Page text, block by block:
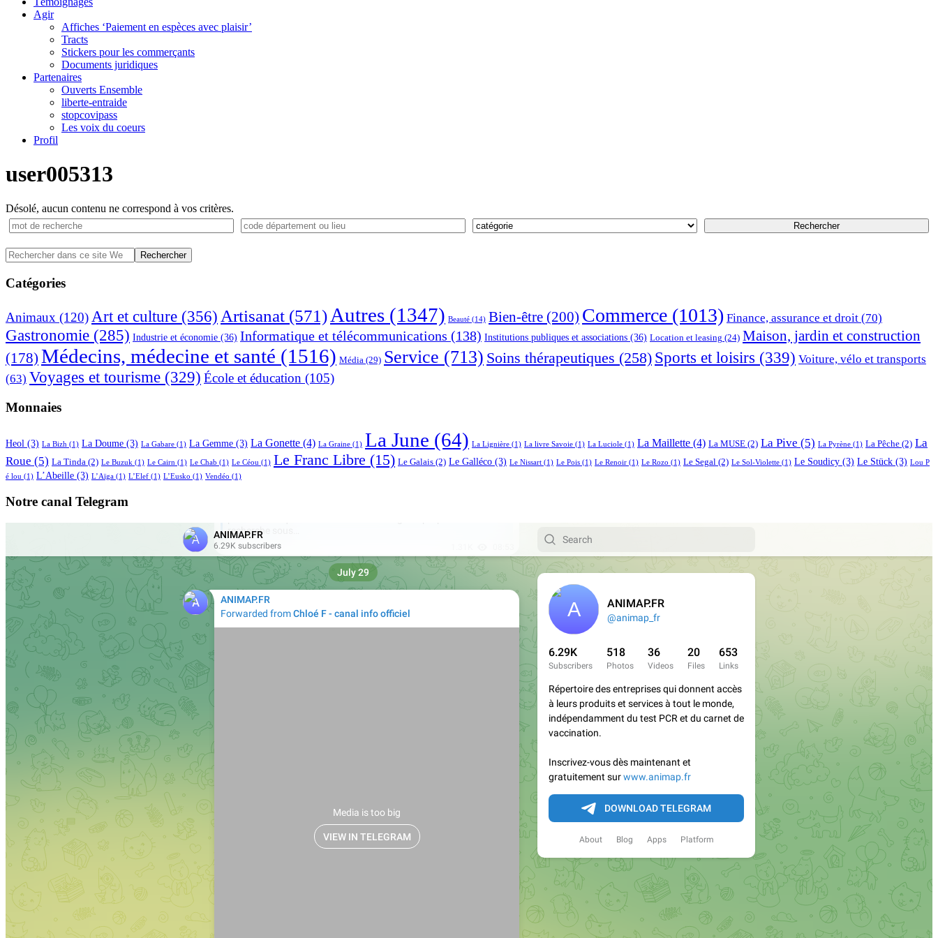
Agir
Affiches ‘Paiement en espèces avec plaisir’
Tracts
Stickers pour les commerçants
Documents juridiques
Partenaires
Ouverts Ensemble
liberte-entraide
stopcovipass
Les voix du coeurs
Profil
user005313
Désolé, aucun contenu ne correspond à vos critères.
Barre
latérale
principale
Rechercher
dans
ce
site
Catégories
Animaux (120)Art et culture (356) Artisanat (571) Autres (1347) Beauté (14) Bien-être (200) Commerce (1013) Finance, assurance et droit (70)
Gastronomie (285) Industrie et économie (36) Informatique et télécommunications (138) Institutions publiques et associations (36) Location et leasing (24) Maison, jardin et construction
(178) Médecins, médecine et santé (1516) Média (29) Service (713) Soins thérapeutiques (258) Sports et loisirs (339) Voiture, vélo et transports
(63) Voyages et tourisme (329) École et éducation (105)
Monnaies
Heol (3) La Bizh (1) La Doume (3) La Gabare (1) La Gemme (3) La Gonette (4) La Graine (1) La June (64) La Lignière (1) La livre Savoie (1) La Luciole (1) La Maillette (4) La MUSE (2) La Pive (5) La Pyrène (1) La Pêche (2) La
Roue (5) La Tinda (2) Le Buzuk (1) Le Cairn (1) Le Chab (1) Le Céou (1) Le Franc Libre (15) Le Galais (2) Le Galléco (3) Le Nissart (1) Le Pois (1) Le Renoir (1) Le Rozo (1) Le Segal (2) Le Sol-Violette (1) Le Soudicy (3) Le Stück (3) Lou P
é lou (1) L’Abeille (3) L’Aïga (1) L’Elef (1) L’Eusko (1) Vendéo (1)
Notre canal Telegram